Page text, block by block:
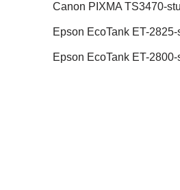
Canon PIXMA TS3470-
Epson EcoTank ET-
Epson EcoTank ET-